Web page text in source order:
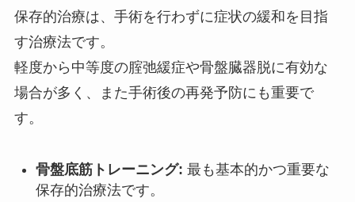
保存的治療は、手術を行わずに症状の緩和を目指
す治療法です。
軽度から中等度の腟弛緩症や骨盤臓器脱に有効な
場合が多く、また手術後の再発予防にも重要で
す。
骨盤底筋トレーニング: 最も基本的かつ重要な
保存的治療法です。